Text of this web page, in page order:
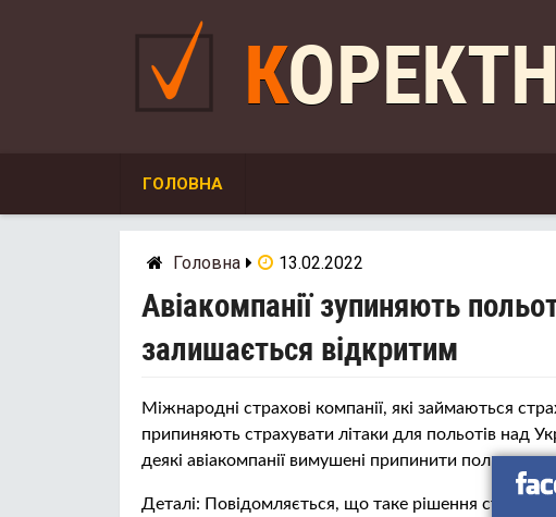
ГОЛОВНА
Головна 13.02.2022
Авіакомпанії зупиняють
залишається відкритим
Міжнародні страхові компанії, які займаються
припиняють страхувати літаки для польотів над
деякі авіакомпанії вимушені припинити польоти,
Деталі: Повідомляється, що таке рішення страхові